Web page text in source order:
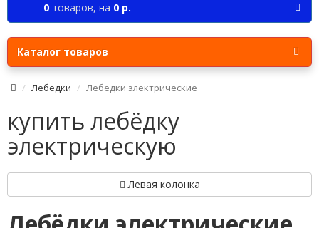
0 товаров, на 0 р.
Каталог товаров
Лебедки Лебедки электрические
купить лебёдку
электрическую
Левая колонка